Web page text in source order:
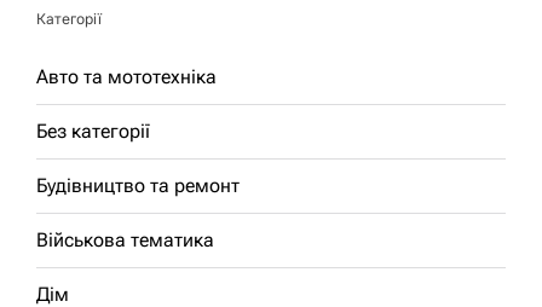
Категорії
Авто та мототехніка
Без категорії
Будівництво та ремонт
Військова тематика
Дім